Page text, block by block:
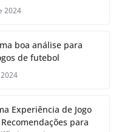
2024
boa análise para
de futebol
Experiência de Jogo
para